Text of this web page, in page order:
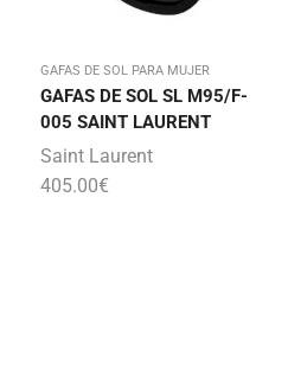
GAFAS DE SOL PARA MUJER
GAFAS DE SOL SL M95/F-
005 SAINT LAURENT
Saint Laurent
405.00€